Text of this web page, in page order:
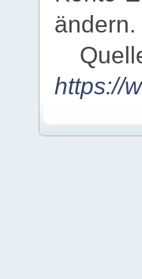
ändern.
https://